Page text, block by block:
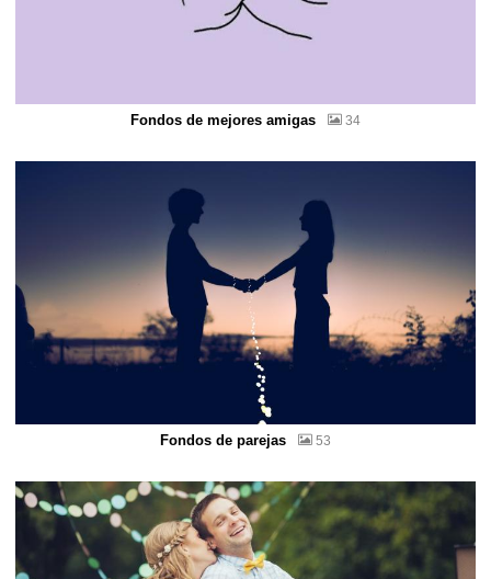
Fondos de mejores amigas 34
Fondos de parejas 53